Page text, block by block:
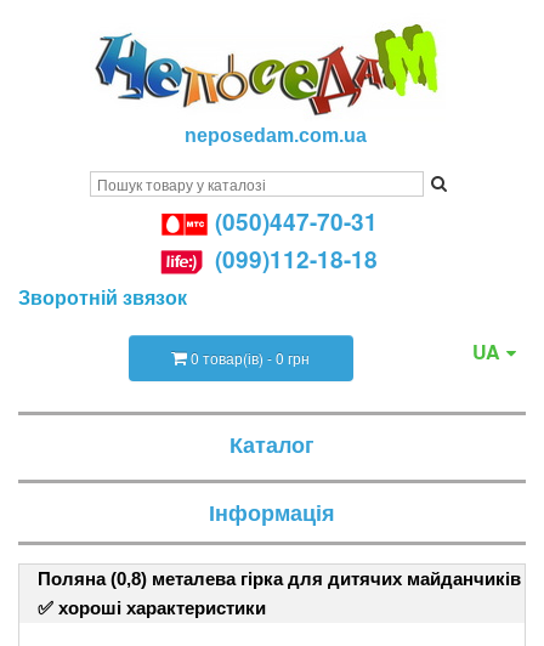
neposedam.com.ua
(050)447-70-31
(099)112-18-18
Зворотній звязок
UA
0 товар(ів) - 0 грн
Каталог
Інформація
Поляна (0,8) металева гірка для дитячих майданчиків
✅ хороші характеристики